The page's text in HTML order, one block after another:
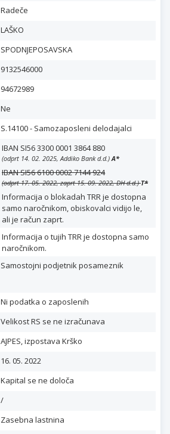
Radeče
LAŠKO
SPODNJEPOSAVSKA
9132546000
94672989
Ne
S.14100 - Samozaposleni delodajalci
IBAN SI56 3300 0001 3864 880
(odprt 14. 02. 2025, Addiko Bank d.d.)A*
IBAN SI56 6100 0002 7144 924
(odprt 17. 05. 2022, zaprt 15. 09. 2022, DH d.d.)T*
Informacija o blokadah TRR je dostopna
samo naročnikom, obiskovalci vidijo le,
ali je račun zaprt.
Informacija o tujih TRR je dostopna samo
naročnikom.
Samostojni podjetnik posameznik
Ni podatka o zaposlenih
Velikost RS se ne izračunava
AJPES, izpostava Krško
16. 05. 2022
Kapital se ne določa
/
Zasebna lastnina